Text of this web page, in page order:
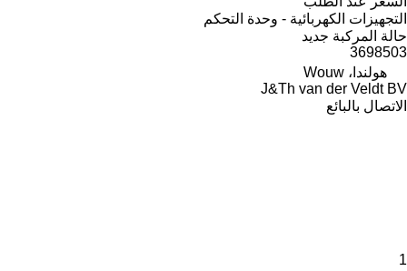
التجهيزات الكهربائية - وحدة التحكم
حالة المركبة جديد
3698503
هولندا، Wouw
J&Th van der Veldt BV
الاتصال بالبائع
1